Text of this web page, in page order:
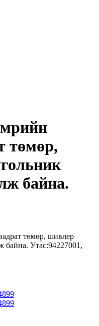
төмөр,
байна.
төмөр, шивлер
байна. Утас:94227001,